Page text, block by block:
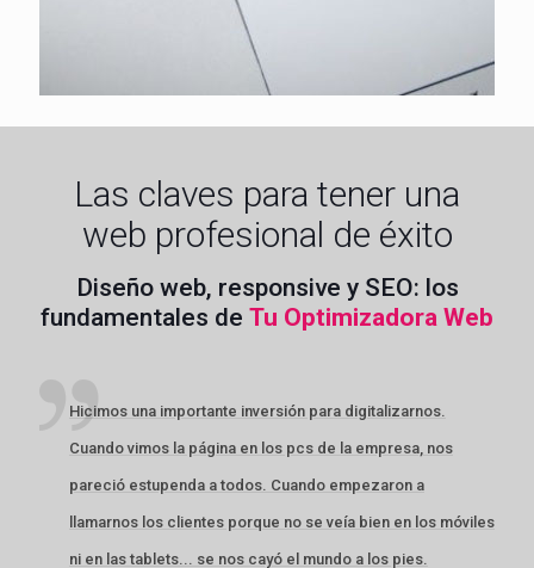
Las claves para tener una
web profesional de éxito
Diseño web, responsive y SEO: los
fundamentales de Tu Optimizadora Web
Hicimos una importante inversión para digitalizarnos.
Cuando vimos la página en los pcs de la empresa, nos
pareció estupenda a todos. Cuando empezaron a
llamarnos los clientes porque no se veía bien en los móviles
ni en las tablets... se nos cayó el mundo a los pies.